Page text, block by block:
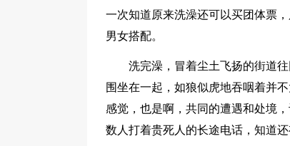
一次知道原来洗澡还可以买团体票
男女搭配。
洗完澡，冒着尘土飞扬的街道
围坐在一起，如狼似虎地吞咽着并
感觉，也是啊，共同的遭遇和处境
数人打着贵死人的长途电话，知道